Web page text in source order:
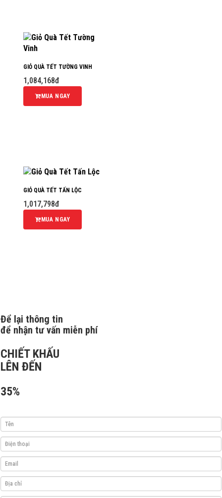
GIỎ QUÀ TẾT TƯỜNG VINH
1,084,168đ
MUA NGAY
GIỎ QUÀ TẾT TẤN LỘC
1,017,798đ
MUA NGAY
Để lại thông tin
để nhận tư vấn miễn phí
CHIẾT KHẤU
LÊN ĐẾN
35%